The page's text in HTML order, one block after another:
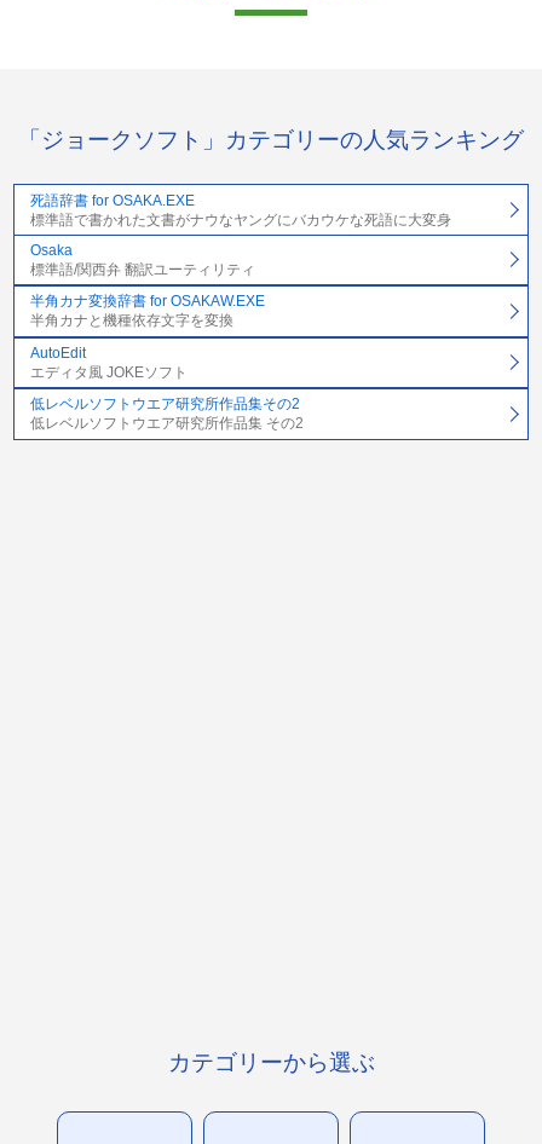
「ジョークソフト」カテゴリーの人気ランキング
死語辞書 for OSAKA.EXE
標準語で書かれた文書がナウなヤングにバカウケな死語に大変身
Osaka
標準語/関西弁 翻訳ユーティリティ
半角カナ変換辞書 for OSAKAW.EXE
半角カナと機種依存文字を変換
AutoEdit
エディタ風 JOKEソフト
低レベルソフトウエア研究所作品集その2
低レベルソフトウエア研究所作品集 その2
カテゴリーから選ぶ